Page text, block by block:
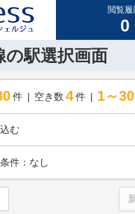
閲覧履
0
の駅選択画面
件 空き数 4 件 1～30
む
件： なし